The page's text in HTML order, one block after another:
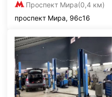
Проспект Мира(0,4 км)
проспект Мира, 96с16